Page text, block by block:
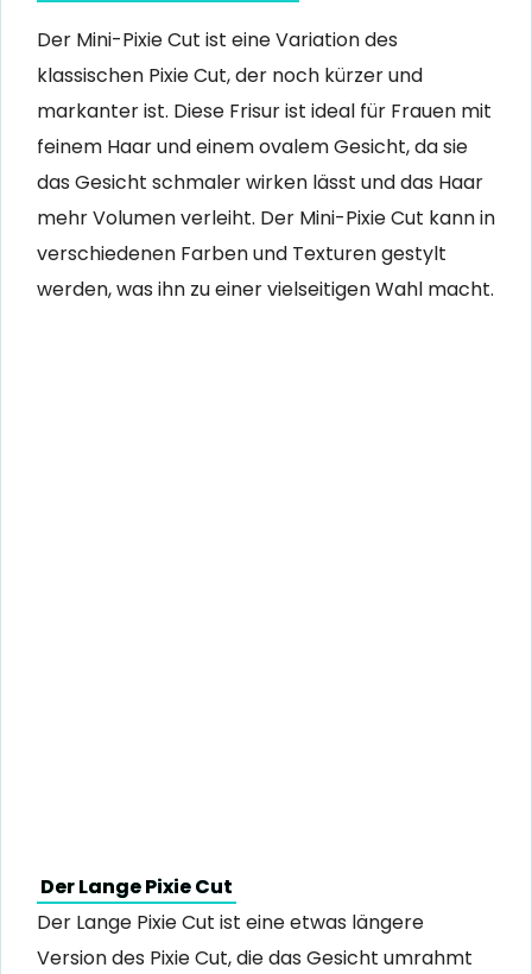
Der Mini-Pixie Cut ist eine Variation des
klassischen Pixie Cut, der noch kürzer und
markanter ist. Diese Frisur ist ideal für Frauen mit
feinem Haar und einem ovalem Gesicht, da sie
das Gesicht schmaler wirken lässt und das Haar
mehr Volumen verleiht. Der Mini-Pixie Cut kann in
verschiedenen Farben und Texturen gestylt
werden, was ihn zu einer vielseitigen Wahl macht.
Der Lange Pixie Cut
Der Lange Pixie Cut ist eine etwas längere
Version des Pixie Cut, die das Gesicht umrahmt